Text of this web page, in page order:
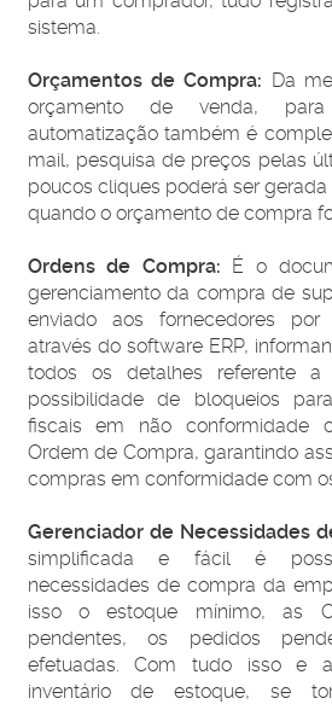
sistema.
Orçamentos de Compra: Da
orçamento de venda,
automatização também é
mail, pesquisa de preços pelas
poucos cliques poderá ser
quando o orçamento de compra
Ordens de Compra: É o
gerenciamento da compra de
enviado aos fornecedores por
através do software ERP,
todos os detalhes referente
possibilidade de bloqueios
fiscais em não conformidade
Ordem de Compra, garantindo
compras em conformidade com
Gerenciador de Necessidades
simplificada e fácil é
necessidades de compra da
isso o estoque mínimo, as
pendentes, os pedidos
efetuadas. Com tudo isso e
inventário de estoque, se